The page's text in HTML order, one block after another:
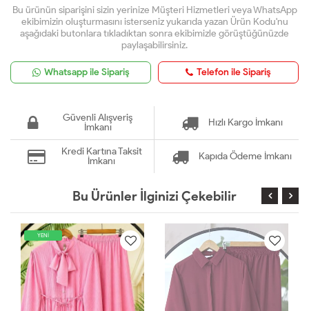
Bu ürünün siparişini sizin yerinize Müşteri Hizmetleri veya WhatsApp
ekibimizin oluşturmasını isterseniz yukarıda yazan Ürün Kodu'nu
aşağıdaki butonlara tıkladıktan sonra ekibimizle görüştüğünüzde
paylaşabilirsiniz.
Whatsapp ile Sipariş Telefon ile Sipariş
Güvenli Alışveriş
İmkanı
Hızlı Kargo İmkanı
Kredi Kartına Taksit
İmkanı
Kapıda Ödeme İmkanı
Bu Ürünler İlginizi Çekebilir
YENİ